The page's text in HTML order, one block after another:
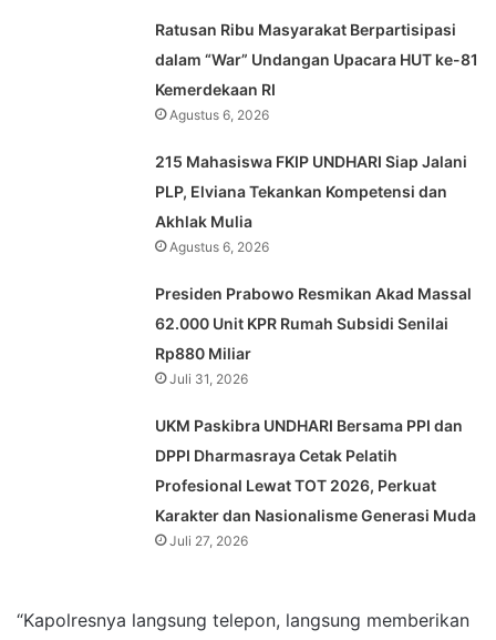
Ratusan Ribu Masyarakat Berpartisipasi
dalam “War” Undangan Upacara HUT ke-81
Kemerdekaan RI
Agustus 6, 2026
215 Mahasiswa FKIP UNDHARI Siap Jalani
PLP, Elviana Tekankan Kompetensi dan
Akhlak Mulia
Agustus 6, 2026
Presiden Prabowo Resmikan Akad Massal
62.000 Unit KPR Rumah Subsidi Senilai
Rp880 Miliar
Juli 31, 2026
UKM Paskibra UNDHARI Bersama PPI dan
DPPI Dharmasraya Cetak Pelatih
Profesional Lewat TOT 2026, Perkuat
Karakter dan Nasionalisme Generasi Muda
Juli 27, 2026
“Kapolresnya langsung telepon, langsung memberikan